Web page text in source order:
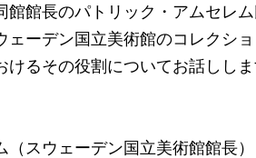
館館長のパトリック・アムセレ
ェーデン国立美術館のコレクシ
るその役割についてお話ししま
スウェーデン国立美術館館長）